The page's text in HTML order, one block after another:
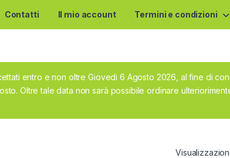
Contatti Il mio account Termini e condizioni
entro e non oltre Giovedi 6 Agosto 2026, al fine di
Oltre tale data non sarà possibile ordinare